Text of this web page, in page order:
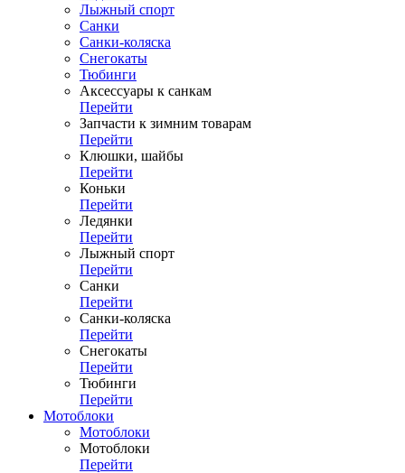
Лыжный спорт
Санки
Санки-коляска
Снегокаты
Тюбинги
Аксессуары к санкам
Перейти
Запчасти к зимним товарам
Перейти
Клюшки, шайбы
Перейти
Коньки
Перейти
Ледянки
Перейти
Лыжный спорт
Перейти
Санки
Перейти
Санки-коляска
Перейти
Снегокаты
Перейти
Тюбинги
Перейти
Мотоблоки
Мотоблоки
Мотоблоки
Перейти